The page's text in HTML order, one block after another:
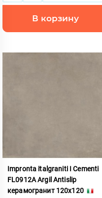
В корзину
Impronta italgraniti I Cementi
FL0912A Argil Antislip
керамогранит 120x120